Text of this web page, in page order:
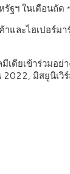
ฐฯ ในเดือนถัด
ละไฮเปอร์
ยเข้าร่วมอ
มิสยูนิเ